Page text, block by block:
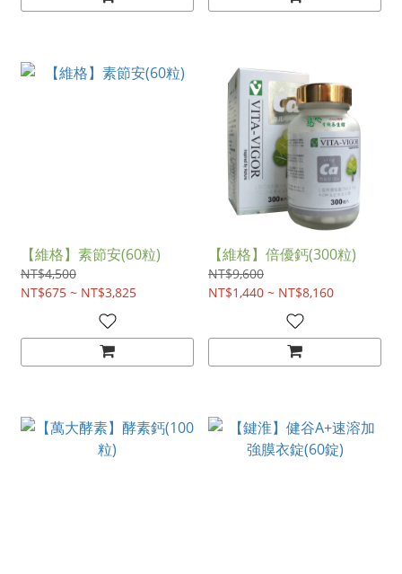
【維格】素節安(60粒)
NT$4,500
NT$675 ~ NT$3,825
【維格】倍優鈣(300粒)
NT$9,600
NT$1,440 ~ NT$8,160